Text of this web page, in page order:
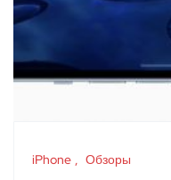
iPhone Обзоры